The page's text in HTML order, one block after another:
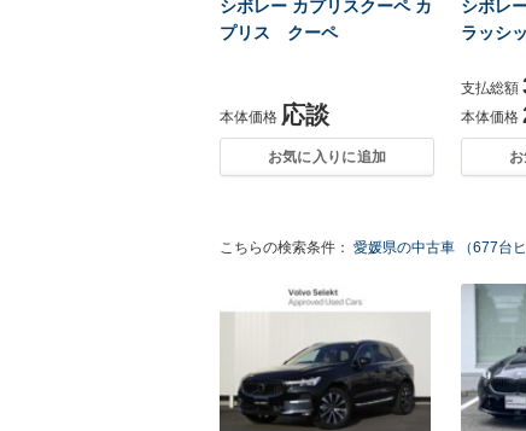
シボレー カプリスクーペ カ
プリス クーペ
本体価格 応談
お気に入りに追加
シボレ
ラッシ
支払総額
本体価格
こちらの検索条件： 愛媛県の中古車 （677台ヒ